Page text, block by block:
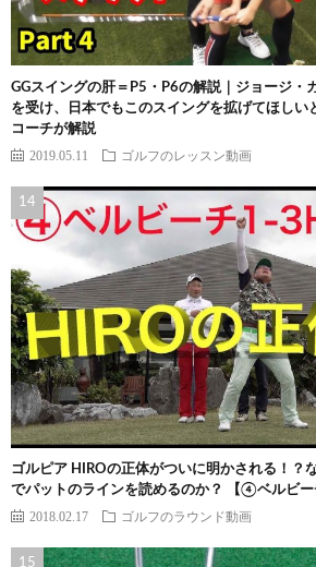
GGスイングの肝＝P5・P6の解説｜ジョージ・
を受け、日本でもこのスイングを拡げてほしい
コーチが解説
2019.05.11 ゴルフのレッスン動画
ゴルピア HIROの正体がついに明かされる！？
でパットのラインを読めるのか？ 【④ベルビー
2018.02.17 ゴルフのラウンド動画